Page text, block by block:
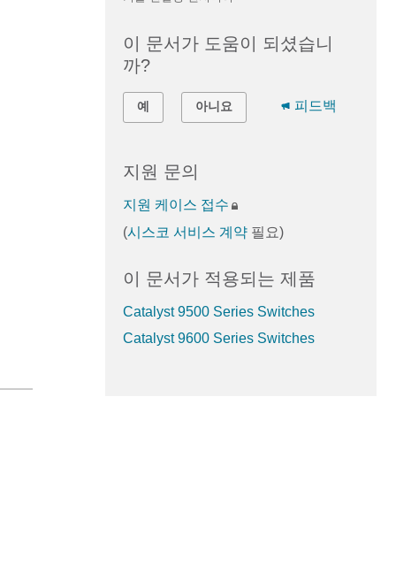
이 문서가 도움이 되셨습니
까?
예 아니요 피드백
지원 문의
지원 케이스 접수
(시스코 서비스 계약필요)
이 문서가 적용되는 제품
Catalyst 9500 Series Switches
Catalyst 9600 Series Switches